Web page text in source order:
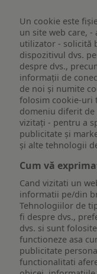
Un cookie este
un site web care, -
utilizator - solicită
dispozitivul dvs.
despre dvs.,
informații de
de noi și numite
folosim cookie-uri
domeniu diferit
vizitați - pentru a
publicitate și
și alte tehnologii
Cum vă
Cand vizitati un
informatii pe/din
Tehnologiilor de
fi despre dvs.,
dvs. si sunt
functioneze asa
publicitate
functionalitati